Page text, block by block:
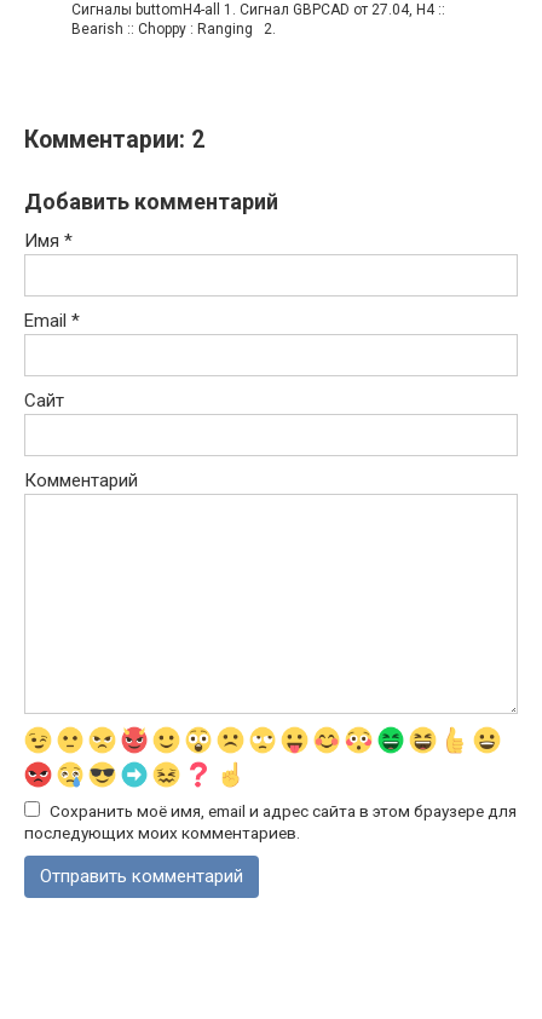
Сигналы buttomH4-all 1. Сигнал GBPCAD от 27.04, H4 ::
Bearish :: Choppy : Ranging 2.
Комментарии: 2
Добавить комментарий
Имя *
Email *
Сайт
Комментарий
Сохранить моё имя, email и адрес сайта в этом браузере для
последующих моих комментариев.